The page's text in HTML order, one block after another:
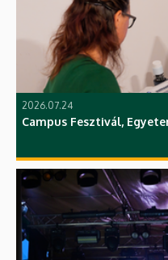
2026.07.24
Campus Fesztivál,